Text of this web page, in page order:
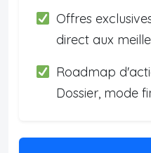
Offres
direct aux
Roadmap
Dossier, mode